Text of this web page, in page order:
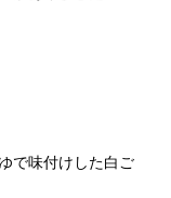
で味付けした白ご